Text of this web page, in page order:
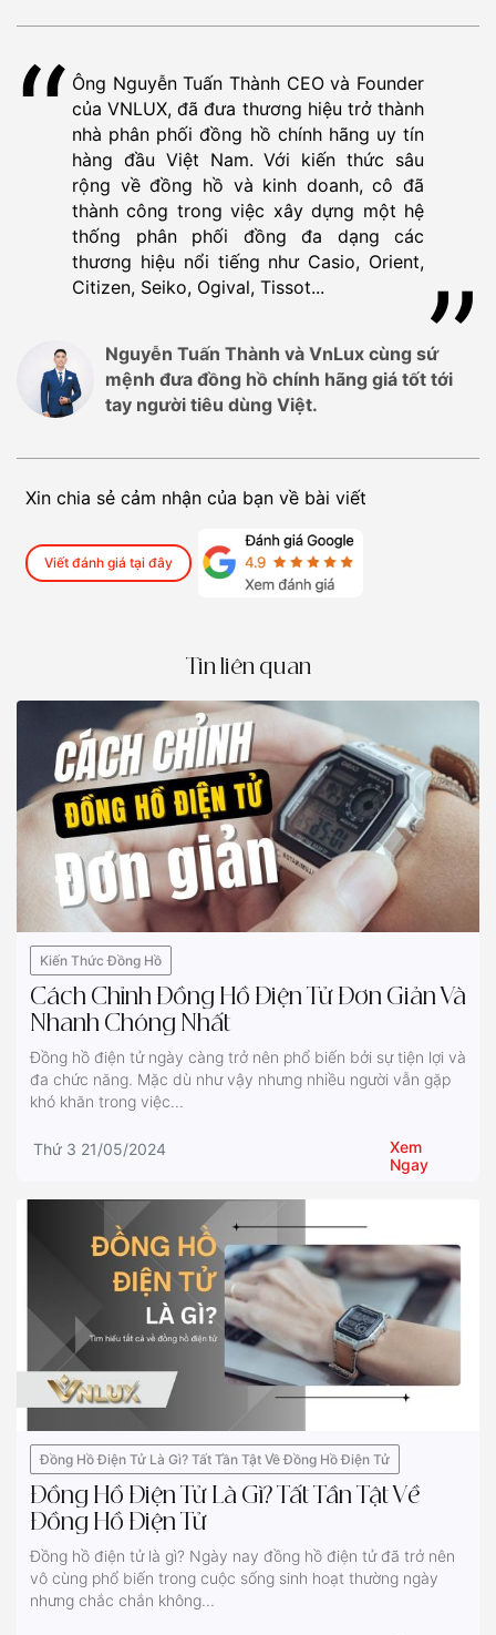
Ông Nguyễn Tuấn Thành CEO và Founder
của VNLUX, đã đưa thương hiệu trở thành
nhà phân phối đồng hồ chính hãng uy tín
hàng đầu Việt Nam. Với kiến thức sâu
rộng về đồng hồ và kinh doanh, cô đã
thành công trong việc xây dựng một hệ
thống phân phối đồng đa dạng các
thương hiệu nổi tiếng như Casio, Orient,
Citizen, Seiko, Ogival, Tissot...
Nguyễn Tuấn Thành và VnLux cùng sứ
mệnh đưa đồng hồ chính hãng giá tốt tới
tay người tiêu dùng Việt.
Xin chia sẻ cảm nhận của bạn về bài viết
Viết đánh giá tại đây
Tin liên quan
Kiến Thức Đồng Hồ
Cách Chỉnh Đồng Hồ Điện Tử Đơn Giản Và
Nhanh Chóng Nhất
Đồng hồ điện tử ngày càng trở nên phổ biến bởi sự tiện lợi và
đa chức năng. Mặc dù như vậy nhưng nhiều người vẫn gặp
khó khăn trong việc...
Thứ 3 21/05/2024
Xem
Ngay
Đồng Hồ Điện Tử Là Gì? Tất Tần Tật Về Đồng Hồ Điện Tử
Đồng Hồ Điện Tử Là Gì? Tất Tần Tật Về
Đồng Hồ Điện Tử
Đồng hồ điện tử là gì? Ngày nay đồng hồ điện tử đã trở nên
vô cùng phổ biến trong cuộc sống sinh hoạt thường ngày
nhưng chắc chắn không...